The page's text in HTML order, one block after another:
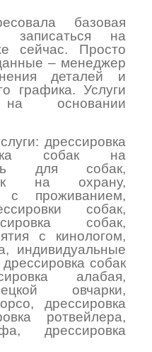
базовая
записаться на
сейчас. Просто
– менеджер
деталей и
графика. Услуги
на основании
дрессировка
собак на
для собак,
на охрану,
с проживанием,
собак,
собак,
с кинологом,
, индивидуальные
дрессировка собак
алабая,
овчарки,
,дрессировка
ротвейлера,
,дрессировка